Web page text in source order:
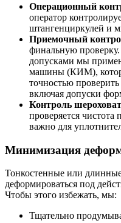
Операционный
оператор
штангенциркулей и
Приемочный
финальную
допусками мы
машины (КИМ),
точностью
включая допуски
Контроль
проверяется чистота
важно для
Минимизация
Тонкостенные или
деформироваться под
Чтобы этого избежать, мы:
Тщательно